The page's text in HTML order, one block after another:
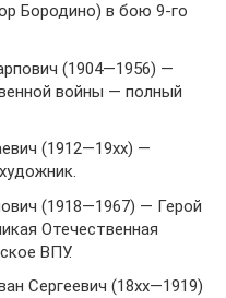
Бородино) в бою 9-го
(1904—1956) —
войны — полный
(1912—19xx) —
(1918—1967) — Герой
Отечественная
ВПУ.
Сергеевич (18xx—1919)